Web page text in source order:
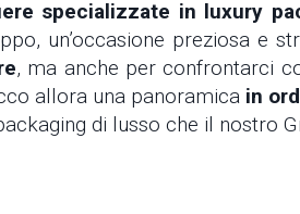
specializzate in luxury
un’occasione preziosa e
, ma anche per confrontarci
allora una panoramica in
di lusso che il nostro